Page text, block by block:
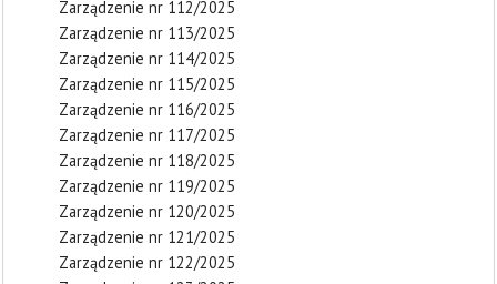
Zarządzenie nr 112/2025
Zarządzenie nr 113/2025
Zarządzenie nr 114/2025
Zarządzenie nr 115/2025
Zarządzenie nr 116/2025
Zarządzenie nr 117/2025
Zarządzenie nr 118/2025
Zarządzenie nr 119/2025
Zarządzenie nr 120/2025
Zarządzenie nr 121/2025
Zarządzenie nr 122/2025